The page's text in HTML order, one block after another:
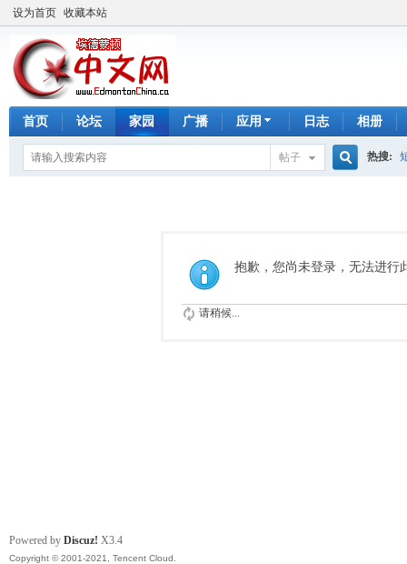
设为首页 收藏本站
首页 论坛 家园 广播 应用 日志 相册
帖子
索
热搜:
抱歉，您尚未登录，无法进行
请稍候...
Powered by Discuz! X3.4
Copyright © 2001-2021, Tencent Cloud.